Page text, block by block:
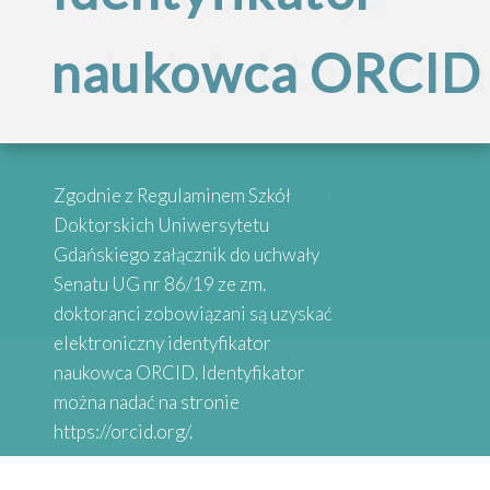
szkół doktorskich
Przypominamy, że po reorganizacji
Szkół Doktorskich UG obsługą
administracyjną zajmują się
wybrane osoby przy danych
Wydziałach
naukowca ORCID
Zgodnie z Regulaminem Szkół
Doktorskich Uniwersytetu
Gdańskiego załącznik do uchwały
Senatu UG nr 86/19 ze zm.
doktoranci zobowiązani są uzyskać
elektroniczny identyfikator
naukowca ORCID. Identyfikator
można nadać na stronie
https://orcid.org/.
Szkół
Doktorskich
Uniwersytetu
Gdańskiego”
historie
absolwentów
zapoznania się z historiami osób,
które uzyskały stopień doktora.
Absolwenci studiów doktoranckich
SEA-EU DOC opowiadają o swoich